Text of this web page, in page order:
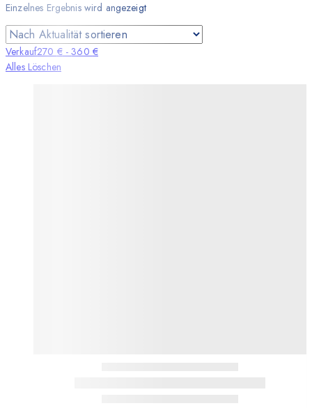
Einzelnes Ergebnis wird angezeigt
Verkauf270 €-360 €
Alles Löschen